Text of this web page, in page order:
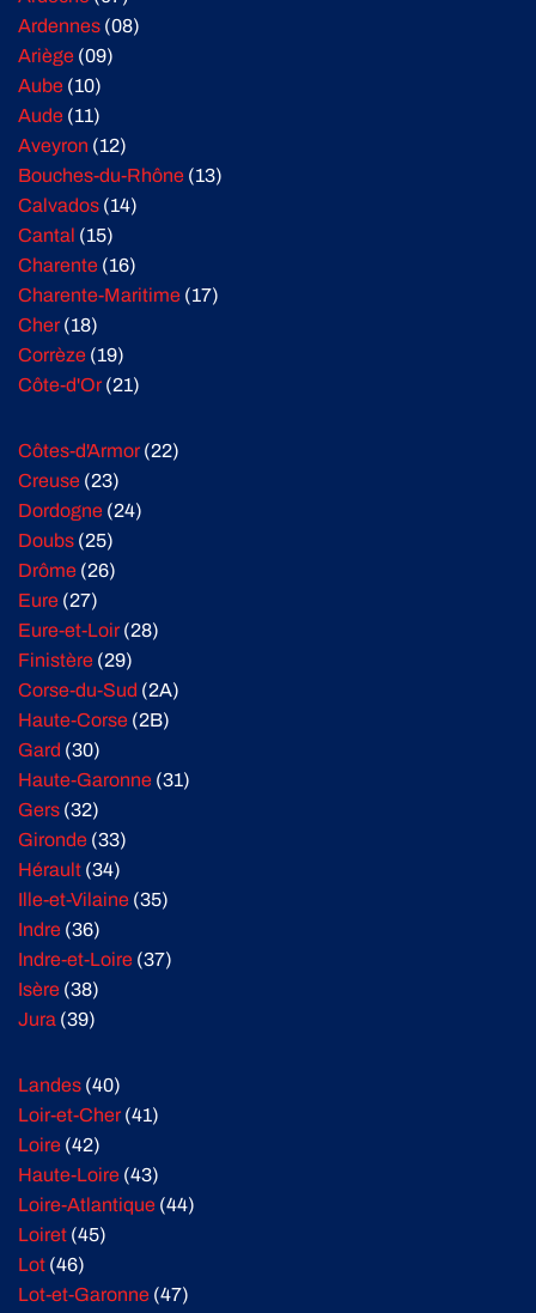
Ardennes (08)
Ariège (09)
Aube (10)
Aude (11)
Aveyron (12)
Bouches-du-Rhône (13)
Calvados (14)
Cantal (15)
Charente (16)
Charente-Maritime (17)
Cher(18)
Corrèze (19)
Côte-d'Or(21)
Côtes-d'Armor(22)
Creuse (23)
Dordogne (24)
Doubs (25)
Drôme (26)
Eure (27)
Eure-et-Loir(28)
Finistère (29)
Corse-du-Sud (2A)
Haute-Corse (2B)
Gard (30)
Haute-Garonne (31)
Gers (32)
Gironde (33)
Hérault (34)
Ille-et-Vilaine (35)
Indre (36)
Indre-et-Loire (37)
Isère (38)
Jura (39)
Landes (40)
Loir-et-Cher(41)
Loire (42)
Haute-Loire (43)
Loire-Atlantique (44)
Loiret (45)
Lot (46)
Lot-et-Garonne (47)